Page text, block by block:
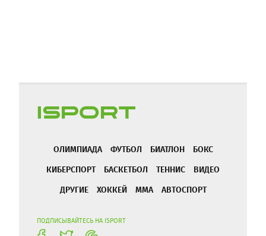
ОЛИМПИАДА ФУТБОЛ БИАТЛОН
БОКС
КИБЕРСПОРТ
БАСКЕТБОЛ ТЕННИС
ВИДЕО
ДРУГИЕ
ХОККЕЙ ММА АВТОСПОРТ
ПОДПИСЫВАЙТЕСЬ НА ISPORT